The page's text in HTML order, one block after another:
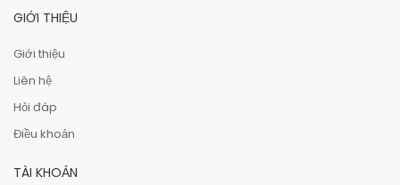
GIỚI THIỆU
Giới thiệu
Liên hệ
Hỏi đáp
Điều khoản
TÀI KHOẢN